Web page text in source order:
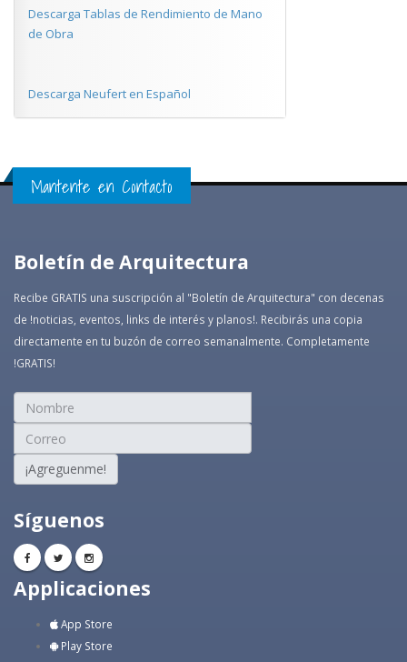
Descarga Tablas de Rendimiento de Mano
de Obra
Descarga Neufert en Español
Mantente en Contacto
Boletín de Arquitectura
Recibe GRATIS una suscripción al "Boletín de Arquitectura" con decenas
de !noticias, eventos, links de interés y planos!. Recibirás una copia
directamente en tu buzón de correo semanalmente. Completamente
!GRATIS!
¡Agreguenme!
Síguenos
Applicaciones
App Store
Play Store